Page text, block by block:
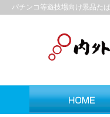
パチンコ等遊技場向け景品た